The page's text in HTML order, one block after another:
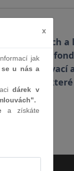
a
dani darovací
Sb., a
x
jak
se u nás a
dárek v
a získáte